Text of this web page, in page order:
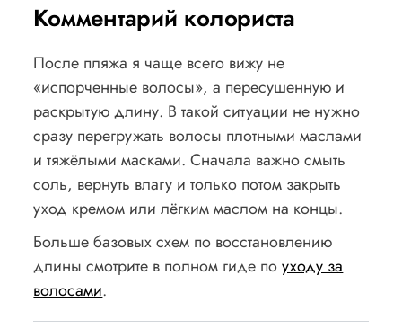
Комментарий колориста
После пляжа я чаще всего вижу не
«испорченные волосы», а пересушенную и
раскрытую длину. В такой ситуации не нужно
сразу перегружать волосы плотными маслами
и тяжёлыми масками. Сначала важно смыть
соль, вернуть влагу и только потом закрыть
уход кремом или лёгким маслом на концы.
Больше базовых схем по восстановлению
длины смотрите в полном гиде поуходу за
волосами.